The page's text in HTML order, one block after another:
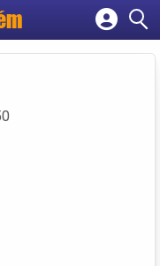
empresa